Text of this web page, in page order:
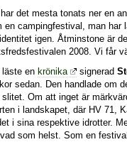
har det mesta tonats ner en
en campingfestival, man har
igen. Åtminstone är
2008. Vi får
läste en krönika signerad
sedan. Den handlade om
slitet. Om att inget är
i landskapet, där HV 71,
i sina respektive idrotter.
som helst. Som en